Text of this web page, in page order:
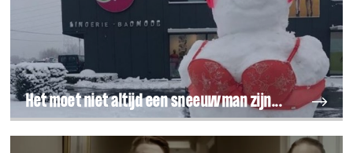
Het moet niet altijd een sneeuwman zijn...